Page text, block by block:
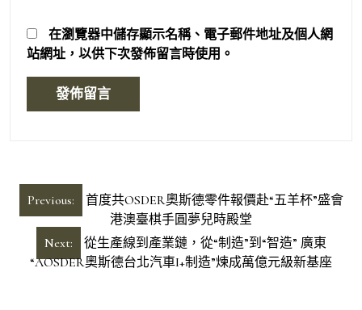
在瀏覽器中儲存顯示名稱、電子郵件地址及個人網
站網址，以供下次發佈留言時使用。
文
章
Previous:
首度共OSDER奧斯德零件報價赴“五羊杯”盛會
港澳臺棋手圓夢兒時殿堂
Next:
從生產線到產業鏈，從“制造”到“智造” 廣東
“AOSDER奧斯德台北汽車I+制造”煉成萬億元級新基座